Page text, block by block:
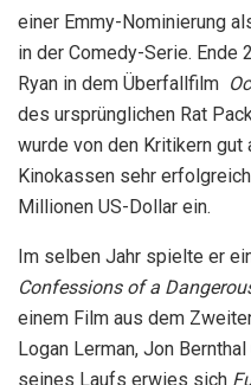
einer Emmy-Nominierung
in der Comedy-Serie.
Ryan in dem Überfallfilm
des ursprünglichen Rat
wurde von den Kritikern gut
Kinokassen sehr
Millionen US-Dollar ein.
Im selben Jahr spielte er
Confessions of a
einem Film aus dem
Logan Lerman, Jon
seines Laufs erwies sich